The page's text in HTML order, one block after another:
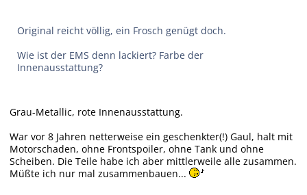
Original reicht völlig, ein Frosch genügt doch.
Wie ist der EMS denn lackiert? Farbe der
Innenausstattung?
Grau-Metallic, rote Innenausstattung.
War vor 8 Jahren netterweise ein geschenkter(!) Gaul, halt mit
Motorschaden, ohne Frontspoiler, ohne Tank und ohne
Scheiben. Die Teile habe ich aber mittlerweile alle zusammen.
Müßte ich nur mal zusammenbauen...